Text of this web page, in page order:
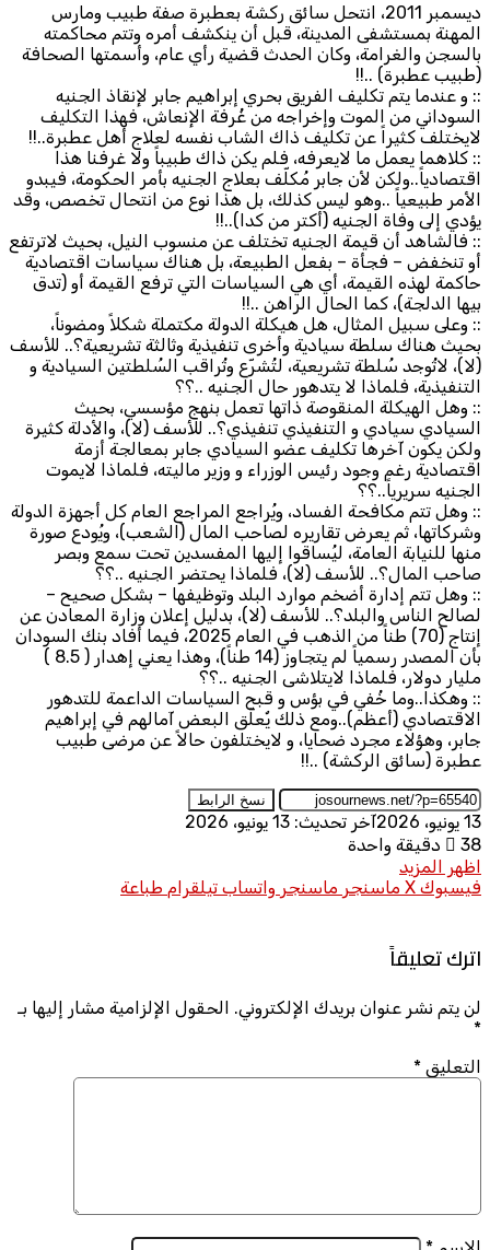
ديسمبر 2011، انتحل سائق ركشة بعطبرة صفة طبيب ومارس
المهنة بمستشفى المدينة، قبل أن ينكشف أمره وتتم محاكمته
بالسجن والغرامة، وكان الحدث قضية رأي عام، وأسمتها الصحافة
(طبيب عطبرة) ..!!
:: و عندما يتم تكليف الفريق بحري إبراهيم جابر لإنقاذ الجنيه
السوداني من الموت وإخراجه من غُرفة الإنعاش، فهذا التكليف
لايختلف كثيراً عن تكليف ذاك الشاب نفسه لعلاج أهل عطبرة..!!
:: كلاهما يعمل ما لايعرفه، فلم يكن ذاك طبيباً ولا غرفنا هذا
اقتصادياً..ولكن لأن جابر مُكلّف بعلاج الجنيه بأمر الحكومة، فيبدو
الأمر طبيعياً ..وهو ليس كذلك، بل هذا نوع من انتحال تخصص، وقد
يؤدي إلى وفاة الجنيه (أكتر من كدا)..!!
:: فالشاهد أن قيمة الجنيه تختلف عن منسوب النيل، بحيث لاترتفع
أو تنخفض – فجأة – بفعل الطبيعة، بل هناك سياسات اقتصادية
حاكمة لهذه القيمة، أي هي السياسات التي ترفع القيمة أو (تدق
بيها الدلجة)، كما الحال الراهن ..!!
:: وعلى سبيل المثال، هل هيكلة الدولة مكتملة شكلاً ومضوناً،
بحيث هناك سلطة سيادية وأخرى تنفيذية وثالثة تشريعية؟.. للأسف
(لا)، لاتُوجد سُلطة تشريعية، لتُشرّع وتُراقب السُلطتين السيادية و
التنفيذية، فلماذا لا يتدهور حال الجنيه ..؟؟
:: وهل الهيكلة المنقوصة ذاتها تعمل بنهج مؤسسي، بحيث
السيادي سيادي و التنفيذي تنفيذي؟.. للأسف (لا)، والأدلة كثيرة
ولكن يكون آخرها تكليف عضو السيادي جابر بمعالجة أزمة
اقتصادية رغم وجود رئيس الوزراء و وزير ماليته، فلماذا لايموت
الجنيه سريرياً..؟؟
:: وهل تتم مكافحة الفساد، ويُراجع المراجع العام كل أجهزة الدولة
وشركاتها، ثم يعرض تقاريره لصاحب المال (الشعب)، ويُودع صورة
منها للنيابة العامة، ليُساقوا إليها المفسدين تحت سمع وبصر
صاحب المال؟.. للأسف (لا)، فلماذا يحتضر الجنيه ..؟؟
:: وهل تتم إدارة أضخم موارد البلد وتوظيفها – بشكل صحيح –
لصالح الناس والبلد؟.. للأسف (لا)، بدليل إعلان وزارة المعادن عن
إنتاج (70) طناً من الذهب في العام 2025، فيما أفاد بنك السودان
بأن المصدر رسمياً لم يتجاوز (14 طناً)، وهذا يعني إهدار ( 8.5 )
مليار دولار، فلماذا لايتلاشى الجنيه ..؟؟
:: وهكذا..وما خُفي في بؤس و قبح السياسات الداعمة للتدهور
الاقتصادي (أعظم)..ومع ذلك يٌعلّق البعض آمالهم في إبراهيم
جابر، وهؤلاء مجرد ضحايا، و لايختلفون حالاً عن مرضى طبيب
عطبرة (سائق الركشة) ..!!
نسخ الرابط
13 يونيو، 2026
آخر تحديث: 13 يونيو، 2026
38
دقيقة واحدة
اظهر المزيد
فيسبوك X ماسنجر ماسنجر واتساب تيلقرام طباعة
اترك تعليقاً
لن يتم نشر عنوان بريدك الإلكتروني.
الحقول الإلزامية مشار إليها بـ
*
التعليق *